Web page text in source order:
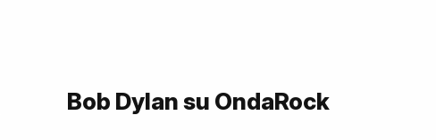
Bob Dylan su OndaRock